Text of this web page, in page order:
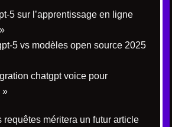
5 sur l’apprentissage en ligne
5 vs modèles open source 2025
chatgpt voice pour
»
requêtes méritera un futur article